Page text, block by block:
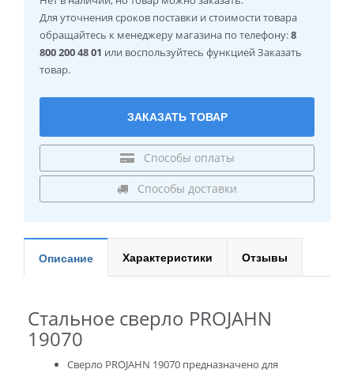
Для уточнения сроков поставки и стоимости товара
обращайтесь к менеджеру магазина по телефону:8
800 200 48 01 или воспользуйтесь функцией Заказать
товар.
ЗАКАЗАТЬ ТОВАР
Способы оплаты
Способы доставки
Описание Характеристики Отзывы
Стальное сверло PROJAHN
19070
Сверло PROJAHN 19070 предназначено для